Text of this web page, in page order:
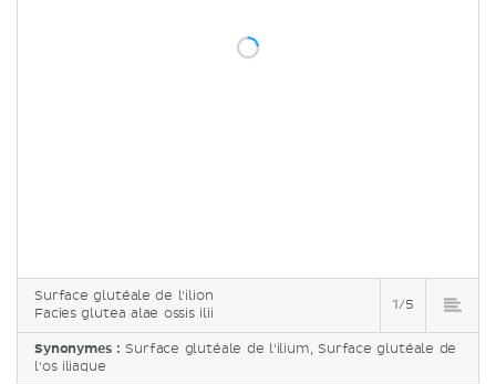
Surface glutéale de l'ilion
Facies glutea alae ossis ilii
1/5
Synonymes :Surface glutéale de l'ilium, Surface glutéale de
l'os iliaque